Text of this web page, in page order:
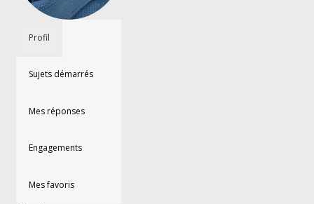
Profil
Sujets démarrés
Mes réponses
Engagements
Mes favoris